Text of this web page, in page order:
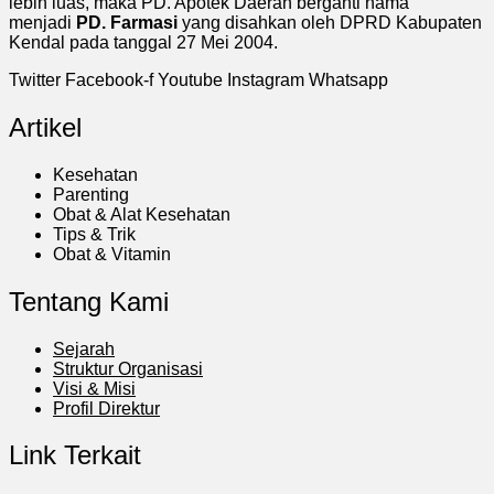
menjadi PD. Farmasi yang disahkan oleh DPRD Kabupaten
Kendal pada tanggal 27 Mei 2004.
Twitter Facebook-f Youtube Instagram Whatsapp
Artikel
Kesehatan
Parenting
Obat & Alat Kesehatan
Tips & Trik
Obat & Vitamin
Tentang Kami
Sejarah
Struktur Organisasi
Visi & Misi
Profil Direktur
Link Terkait